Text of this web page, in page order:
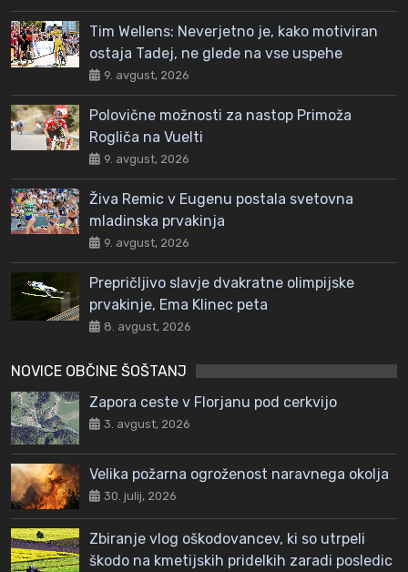
Tim Wellens: Neverjetno je, kako motiviran
ostaja Tadej, ne glede na vse uspehe
9. avgust, 2026
Polovične možnosti za nastop Primoža
Rogliča na Vuelti
9. avgust, 2026
Živa Remic v Eugenu postala svetovna
mladinska prvakinja
9. avgust, 2026
Prepričljivo slavje dvakratne olimpijske
prvakinje, Ema Klinec peta
8. avgust, 2026
NOVICE OBČINE ŠOŠTANJ
Zapora ceste v Florjanu pod cerkvijo
3. avgust, 2026
Velika požarna ogroženost naravnega okolja
30. julij, 2026
Zbiranje vlog oškodovancev, ki so utrpeli
škodo na kmetijskih pridelkih zaradi posledic